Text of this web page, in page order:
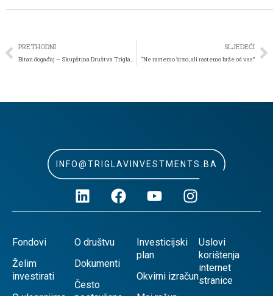
PRETHODNI
Bitan događaj – Skupština Društva Triglav Fondovi d.o.o. Sarajevo
SLJEDEĆI
“Ne rastemo brzo, ali rastemo brže od vas”
INFO@TRIGLAVINVESTMENTS.BA
Fondovi
Želim
investirati
O društvu
Dokumenti
Često
Investicijski
plan
Okvirni izračun
Uslovi
korištenja
internet
stranice